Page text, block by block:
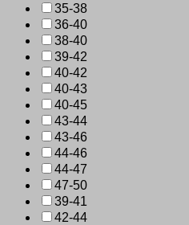
35-38
36-40
38-40
39-42
40-42
40-43
40-45
43-44
43-46
44-46
44-47
47-50
39-41
42-44